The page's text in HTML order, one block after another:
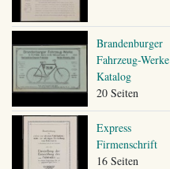
Brandenburger
Fahrzeug-Werke
Katalog
20 Seiten
Express
Firmenschrift
16 Seiten